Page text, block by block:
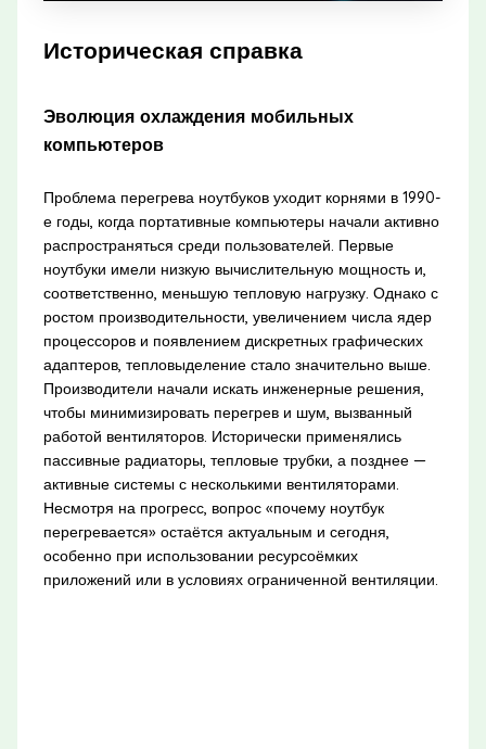
Историческая справка
Эволюция охлаждения мобильных
компьютеров
Проблема перегрева ноутбуков уходит корнями в 1990-
е годы, когда портативные компьютеры начали активно
распространяться среди пользователей. Первые
ноутбуки имели низкую вычислительную мощность и,
соответственно, меньшую тепловую нагрузку. Однако с
ростом производительности, увеличением числа ядер
процессоров и появлением дискретных графических
адаптеров, тепловыделение стало значительно выше.
Производители начали искать инженерные решения,
чтобы минимизировать перегрев и шум, вызванный
работой вентиляторов. Исторически применялись
пассивные радиаторы, тепловые трубки, а позднее —
активные системы с несколькими вентиляторами.
Несмотря на прогресс, вопрос «почему ноутбук
перегревается» остаётся актуальным и сегодня,
особенно при использовании ресурсоёмких
приложений или в условиях ограниченной вентиляции.